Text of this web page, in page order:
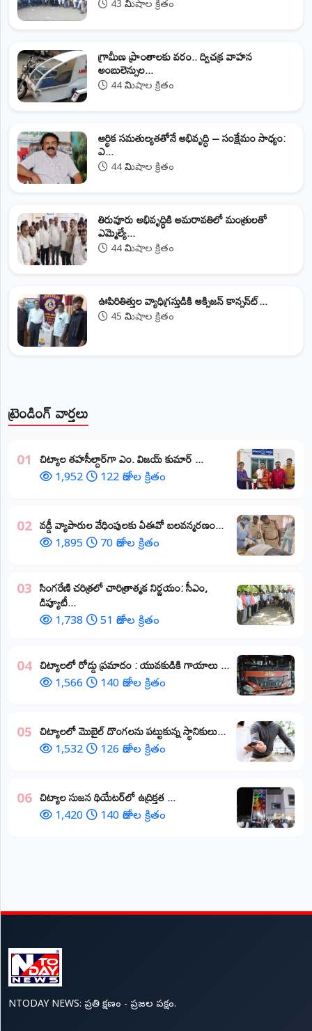
ట్రెండింగ్ వార్తలు
01 ​చిట్యాల తహసీల్దార్‌గా ఎం. విజయ్ కుమార్ ...
1,952 122 రోజుల క్రితం
02 వడ్డీ వ్యాపారుల వేధింపులకు ఏఈవో బలవన్మరణం...
1,895 70 రోజుల క్రితం
03 ​సింగరేణి చరిత్రలో చారిత్రాత్మక నిర్ణయం: సీఎం,
డిప్యూటీ...
1,738 51 రోజుల క్రితం
04 చిట్యాలలో రోడ్డు ప్రమాదం : యువకుడికి గాయాలు ​...
1,566 140 రోజుల క్రితం
05 చిట్యాలలో మొబైల్ దొంగలను పట్టుకున్న స్థానికులు...
1,532 126 రోజుల క్రితం
06 చిట్యాల సుజన థియేటర్‌లో ఉద్రిక్తత ...
1,420 140 రోజుల క్రితం
43 నిమిషాల క్రితం
గ్రామీణ ప్రాంతాలకు వరం.. ద్విచక్ర వాహన
అంబులెన్సుల...
44 నిమిషాల క్రితం
ఆర్థిక సమతుల్యతతోనే అభివృద్ధి – సంక్షేమం సాధ్యం:
ఎ...
44 నిమిషాల క్రితం
తిరువూరు అభివృద్ధికి అమరావతిలో మంత్రులతో
ఎమ్మెల్యే...
44 నిమిషాల క్రితం
ఊపిరితిత్తుల వ్యాధిగ్రస్తుడికి ఆక్సిజన్ కాన్సన్‌ట్...
45 నిమిషాల క్రితం
NTODAY NEWS: ప్రతి క్షణం - ప్రజల పక్షం.